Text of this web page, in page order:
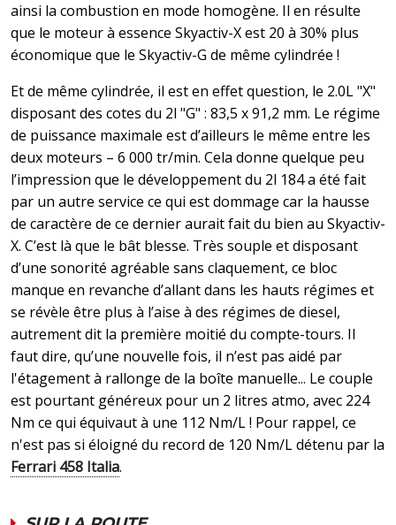
ainsi la combustion en mode homogène. Il en résulte
que le moteur à essence Skyactiv-X est 20 à 30% plus
économique que le Skyactiv-G de même cylindrée !
Et de même cylindrée, il est en effet question, le 2.0L "X"
disposant des cotes du 2l "G" : 83,5 x 91,2 mm. Le régime
de puissance maximale est d’ailleurs le même entre les
deux moteurs – 6 000 tr/min. Cela donne quelque peu
l’impression que le développement du 2l 184 a été fait
par un autre service ce qui est dommage car la hausse
de caractère de ce dernier aurait fait du bien au Skyactiv-
X. C’est là que le bât blesse. Très souple et disposant
d’une sonorité agréable sans claquement, ce bloc
manque en revanche d’allant dans les hauts régimes et
se révèle être plus à l’aise à des régimes de diesel,
autrement dit la première moitié du compte-tours. Il
faut dire, qu’une nouvelle fois, il n’est pas aidé par
l'étagement à rallonge de la boîte manuelle... Le couple
est pourtant généreux pour un 2 litres atmo, avec 224
Nm ce qui équivaut à une 112 Nm/L ! Pour rappel, ce
n'est pas si éloigné du record de 120 Nm/L détenu par la
Ferrari 458 Italia.